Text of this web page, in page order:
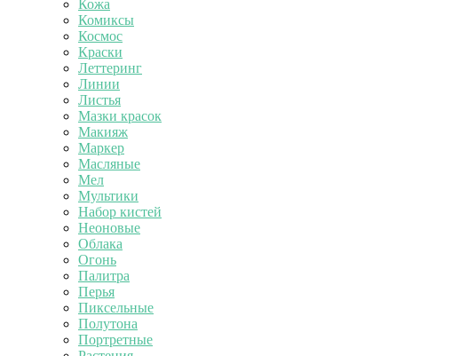
Кожа
Комиксы
Космос
Краски
Леттеринг
Линии
Листья
Мазки красок
Макияж
Маркер
Масляные
Мел
Мультики
Набор кистей
Неоновые
Облака
Огонь
Палитра
Перья
Пиксельные
Полутона
Портретные